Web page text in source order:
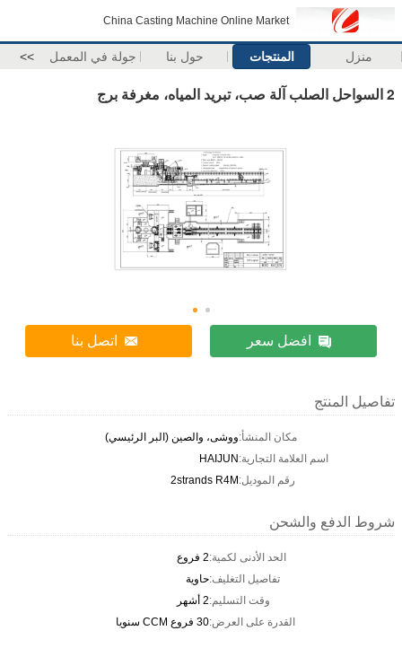
China Casting Machine Online Market
منزل المنتجات حول بنا جولة في المعمل >>
2 السواحل الصلب آلة صب، تبريد المياه، مغرفة برج
افضل سعر اتصل بنا
تفاصيل المنتج
مكان المنشأ:ووشى، والصين (البر الرئيسي)
اسم العلامة التجارية:HAIJUN
رقم الموديل:2strands R4M
شروط الدفع والشحن
الحد الأدنى لكمية:2 فروع
تفاصيل التغليف:حاوية
وقت التسليم:2 أشهر
القدرة على العرض:30 فروع CCM سنويا